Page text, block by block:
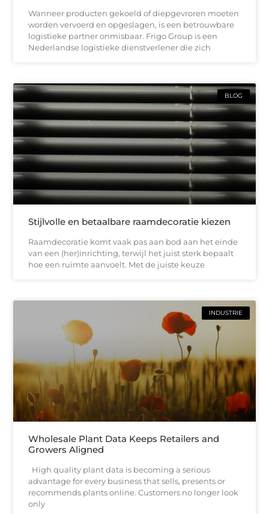
Wanneer producten gekoeld of diepgevroren moeten
worden vervoerd en opgeslagen, is een betrouwbare
logistieke partner onmisbaar. Frigo Group is een
Nederlandse logistieke dienstverlener die zich
BLOG
Stijlvolle en betaalbare raamdecoratie kiezen
Raamdecoratie komt vaak pas aan bod aan het einde
van een (her)inrichting, terwijl het juist sterk bepaalt
hoe een ruimte aanvoelt. Met de juiste keuze
INDUSTRIE
Wholesale Plant Data Keeps Retailers and
Growers Aligned
High quality plant data is becoming a serious
advantage for every business that sells, presents or
recommends plants online. Customers no longer look
only